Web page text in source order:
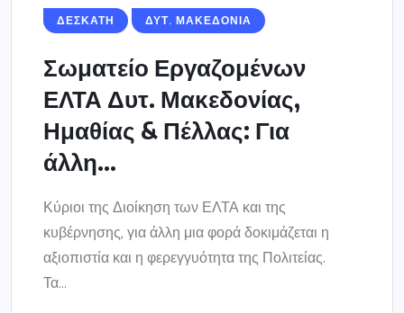
ΔΕΣΚΑΤΗ ΔΥΤ. ΜΑΚΕΔΟΝΙΑ
Σωματείο Εργαζομένων
ΕΛΤΑ Δυτ. Μακεδονίας,
Ημαθίας & Πέλλας: Για
άλλη...
Κύριοι της Διοίκηση των ΕΛΤΑ και της
κυβέρνησης, για άλλη μια φορά δοκιμάζεται η
αξιοπιστία και η φερεγγυότητα της Πολιτείας.
Τα...